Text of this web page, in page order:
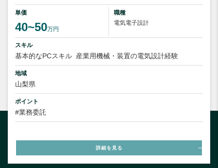
単価
40~50万円
職種
電気電子設計
スキル
基本的なPCスキル 産業用機械・装置の電気設計経験
地域
山梨県
ポイント
#業務委託
詳細を見る